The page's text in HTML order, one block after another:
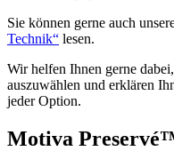
Sie können gerne auch
Technik“ lesen.
Wir helfen Ihnen gerne
auszuwählen und erklären
jeder Option.
Motiva